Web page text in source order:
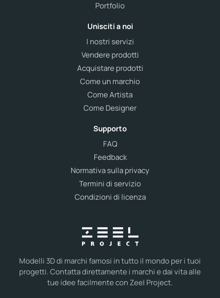
Modelli 3D di marchi famosi in tutto il mondo per i tuoi
progetti. Contatta direttamente i marchi e dai vita alle
tue idee facilmente con Zeel Project.
Portfolio
Unisciti a noi
I nostri servizi
Vendere prodotti
Acquistare prodotti
Come un marchio
Come Artista
Come Designer
Supporto
FAQ
Feedback
Normativa sulla privacy
Termini di servizio
Condizioni di licenza